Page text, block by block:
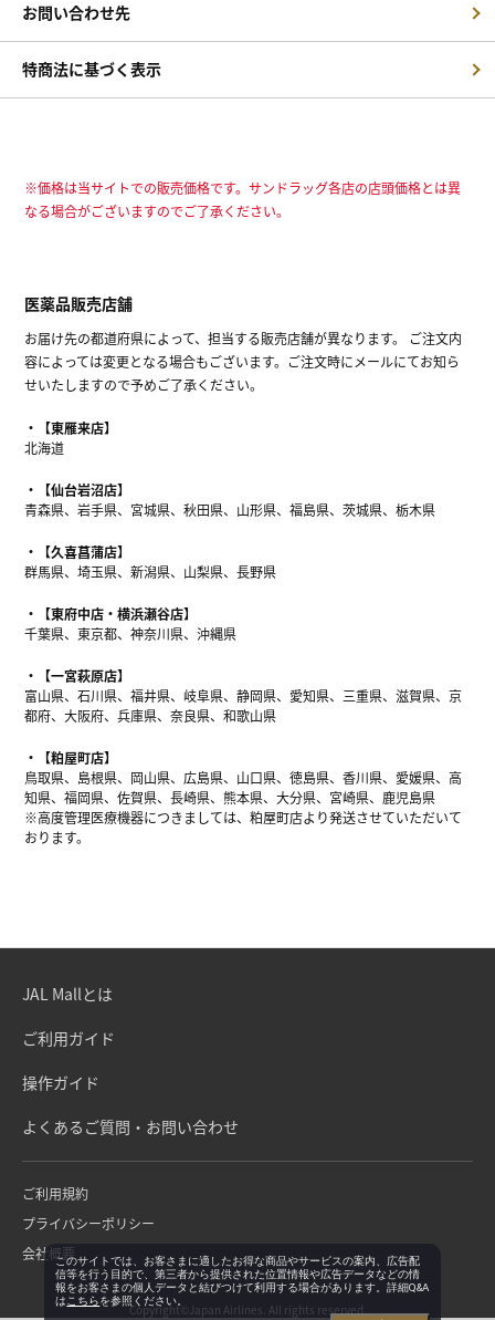
お問い合わせ先
特商法に基づく表示
※価格は当サイトでの販売価格です。サンドラッグ各店の店頭価格とは異
なる場合がございますのでご了承ください。
医薬品販売店舗
お届け先の都道府県によって、担当する販売店舗が異なります。 ご注文内
容によっては変更となる場合もございます。ご注文時にメールにてお知ら
せいたしますので予めご了承ください。
【東雁来店】
北海道
【仙台岩沼店】
青森県、岩手県、宮城県、秋田県、山形県、福島県、茨城県、栃木県
【久喜菖蒲店】
群馬県、埼玉県、新潟県、山梨県、長野県
【東府中店・横浜瀬谷店】
千葉県、東京都、神奈川県、沖縄県
【一宮萩原店】
富山県、石川県、福井県、岐阜県、静岡県、愛知県、三重県、滋賀県、京
都府、大阪府、兵庫県、奈良県、和歌山県
【粕屋町店】
鳥取県、島根県、岡山県、広島県、山口県、徳島県、香川県、愛媛県、高
知県、福岡県、佐賀県、長崎県、熊本県、大分県、宮崎県、鹿児島県
※高度管理医療機器につきましては、粕屋町店より発送させていただいて
おります。
JAL Mallとは
ご利用ガイド
操作ガイド
よくあるご質問・お問い合わせ
ご利用規約
プライバシーポリシー
会社概要
Copyright©Japan Airlines. All rights reserved.
このサイトでは、お客さまに適したお得な商品やサービスの案内、広告配
信等を行う目的で、第三者から提供された位置情報や広告データなどの情
報をお客さまの個人データと結びつけて利用する場合があります。詳細Q&A
は こちらを参照ください。